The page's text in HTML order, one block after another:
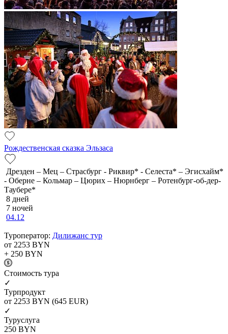
Рождественская сказка Эльзаса
Дрезден – Мец – Страсбург - Риквир* - Селеста* – Эгисхайм*
- Оберне – Кольмар – Цюрих – Нюрнберг – Ротенбург-об-дер-
Таубере*
8 дней
7 ночей
04.12
Туроператор: Дилижанс тур
от 2253 BYN
+ 250 BYN
Cтоимость тура
✓
Турпродукт
от 2253 BYN (645 EUR)
✓
Туруслуга
250 BYN